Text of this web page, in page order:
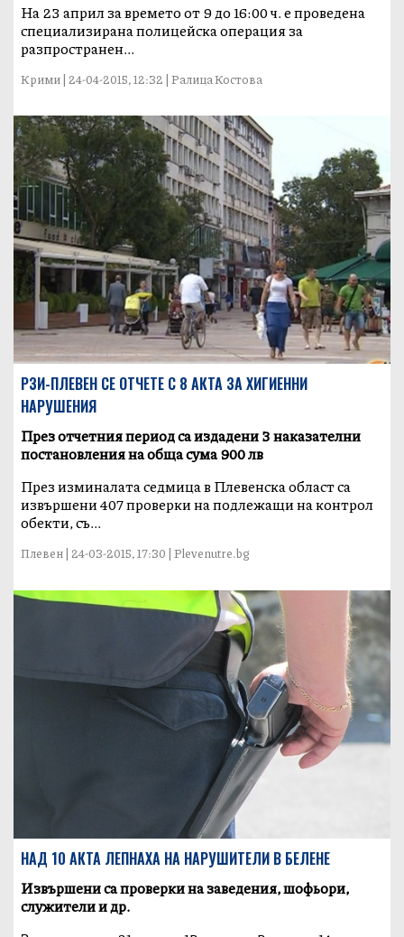
На 23 април за времето от 9 до 16:00 ч. е проведена
специализирана полицейска операция за
разпространен...
Крими | 24-04-2015, 12:32 | Ралица Костова
РЗИ-ПЛЕВЕН СЕ ОТЧЕТЕ С 8 АКТА ЗА ХИГИЕННИ
НАРУШЕНИЯ
През отчетния период са издадени 3 наказателни
постановления на обща сума 900 лв
През изминалата седмица в Плевенска област са
извършени 407 проверки на подлежащи на контрол
обекти, съ...
Плевен | 24-03-2015, 17:30 | Plevenutre.bg
НАД 10 АКТА ЛЕПНАХА НА НАРУШИТЕЛИ В БЕЛЕНЕ
Извършени са проверки на заведения, шофьори,
служители и др.